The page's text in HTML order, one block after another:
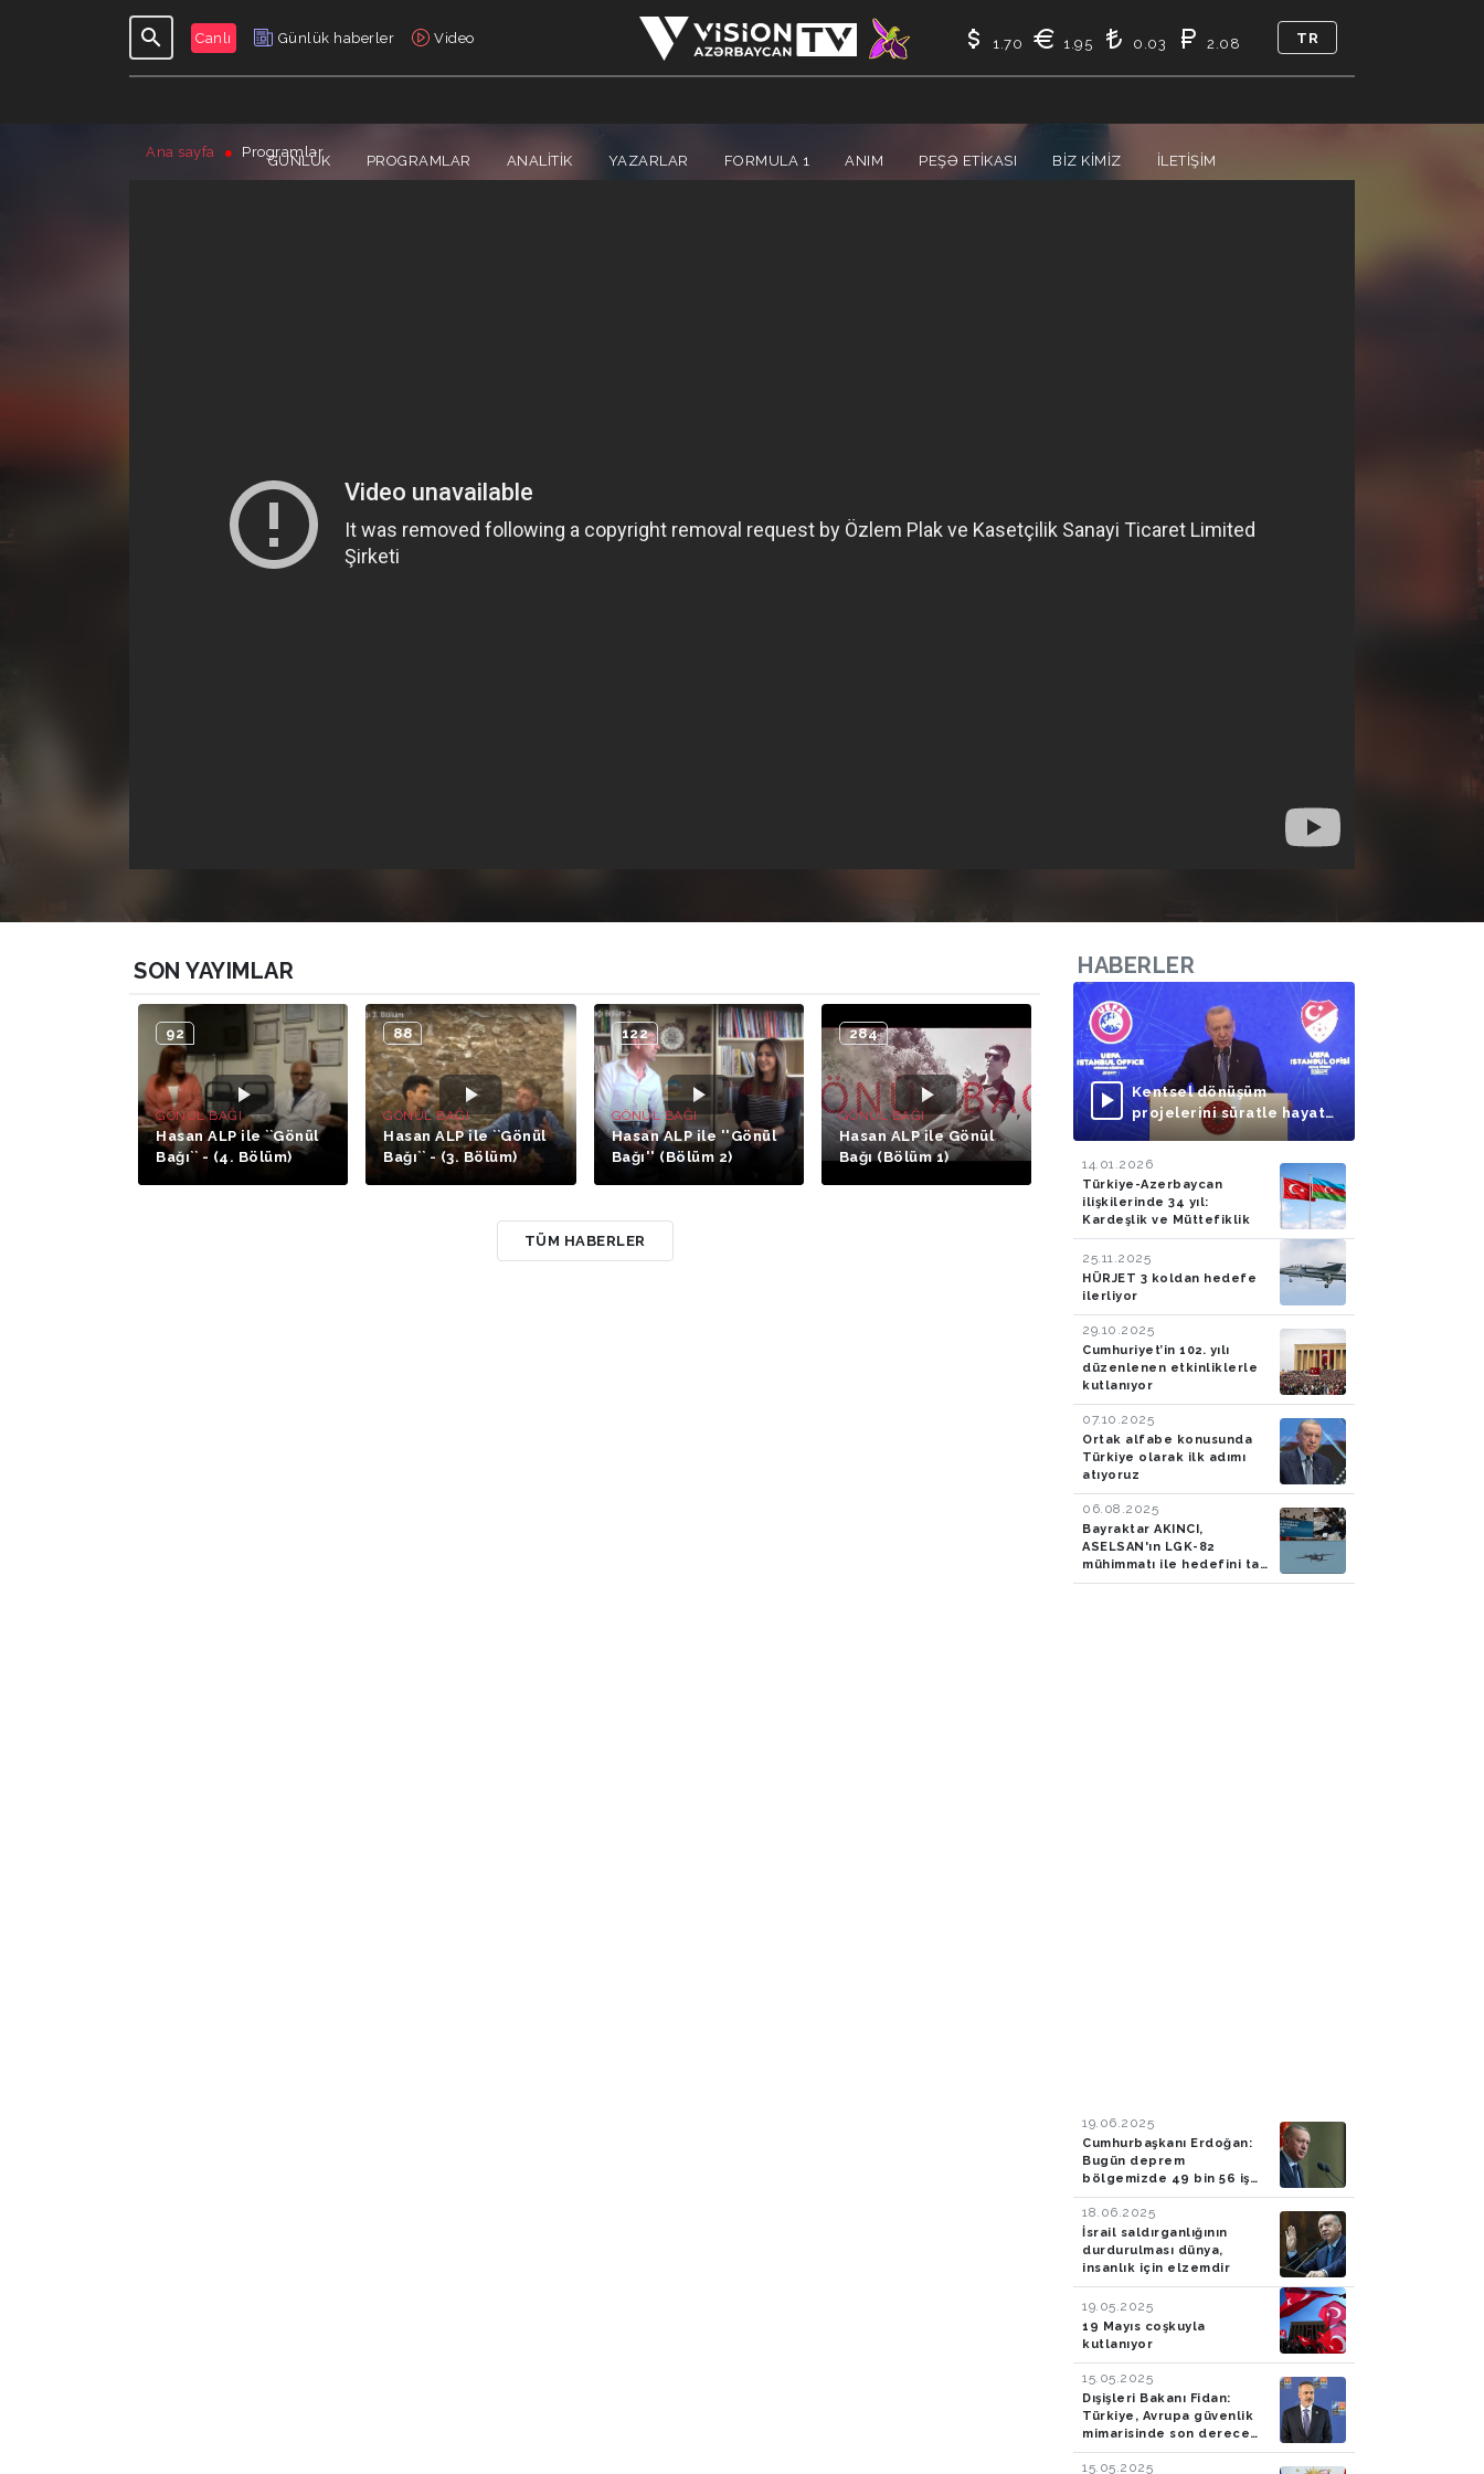
Canlı Günlük haberler Video
GÜNLÜK PROGRAMLAR ANALİTİK YAZARLAR FORMULA 1 ANIM PEŞƏ ETIKASI BIZ KIMIZ İLETIŞIM
1.70 1.95 0.03 2.08 TR
Ana sayfa Programlar
SON YAYIMLAR
92
GÖNÜL BAĞI
Hasan ALP ile ``Gönül
Bağı`` - (4. Bölüm)
88
GÖNÜL BAĞI
Hasan ALP ile ``Gönül
Bağı`` - (3. Bölüm)
122
GÖNÜL BAĞI
Hasan ALP ile ''Gönül
Bağı'' (Bölüm 2)
284
GÖNÜL BAĞI
Hasan ALP ile Gönül
Bağı (Bölüm 1)
TÜM HABERLER
HABERLER
Kentsel dönüşüm
projelerini süratle hayata
geçirmeye
14.01.2026
Türkiye-Azerbaycan
ilişkilerinde 34 yıl:
Kardeşlik ve Müttefiklik
25.11.2025
HÜRJET 3 koldan hedefe
ilerliyor
29.10.2025
Cumhuriyet’in 102. yılı
düzenlenen etkinliklerle
kutlanıyor
07.10.2025
Ortak alfabe konusunda
Türkiye olarak ilk adımı
atıyoruz
06.08.2025
Bayraktar AKINCI,
ASELSAN'ın LGK-82
mühimmatı ile hedefini tam
isabetle vurdu
19.06.2025
Cumhurbaşkanı Erdoğan:
Bugün deprem
bölgemizde 49 bin 56 iş
yeri ve konutu teslim
ediyoruz
18.06.2025
İsrail saldırganlığının
durdurulması dünya,
insanlık için elzemdir
19.05.2025
19 Mayıs coşkuyla
kutlanıyor
15.05.2025
Dışişleri Bakanı Fidan:
Türkiye, Avrupa güvenlik
mimarisinde son derece
önemli rol oynamaya
devam edecek
15.05.2025